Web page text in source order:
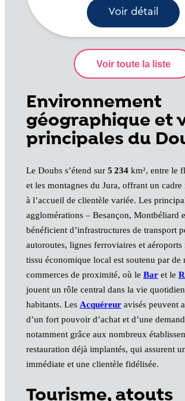
Voir détail
Environnement
géographique et
principales du
Le Doubs s’étend sur 5 234km², entre le
et les montagnes du Jura, offrant un
à l’accueil de clientèle variée. Les
agglomérations – Besançon, Montbéliard
bénéficient d’infrastructures de transport
autoroutes, lignes ferroviaires et
tissu économique local est soutenu par de
commerces de proximité, où le Baret le
jouent un rôle central dans la vie
habitants. Les Acquéreuravisés peuvent
d’un fort pouvoir d’achat et d’une
notamment grâce aux nombreux
restauration déjà implantés, qui assurent
immédiate et une clientèle fidélisée.
Tourisme, atouts